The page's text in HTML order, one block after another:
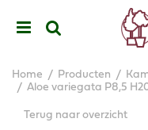
Home Producten
Aloe variegata P8,5
Terug naar overzicht